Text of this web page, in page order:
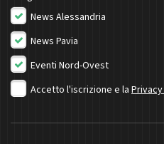
News Alessandria
News Pavia
Eventi Nord-Ovest
Accetto l'iscrizione e la